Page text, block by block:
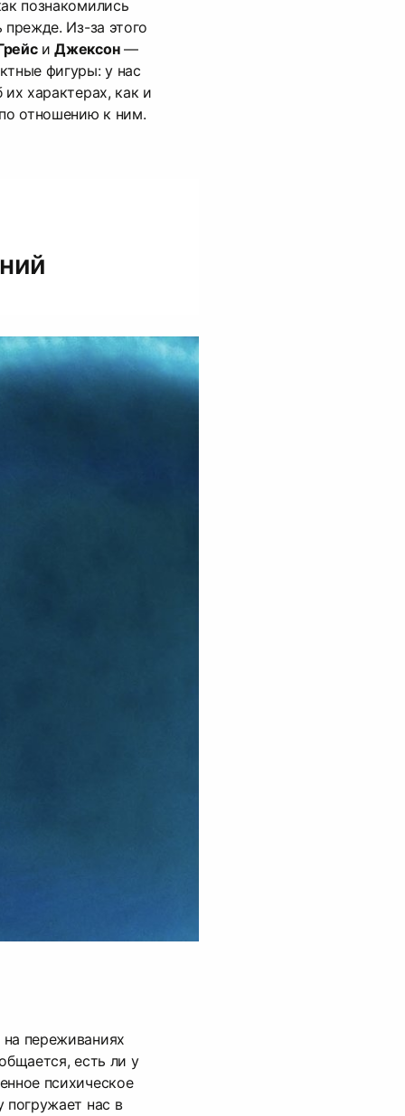
познакомились
Из-за этого
иДжексон—
фигуры: у нас
их характерах, как и
отношению к ним.
переживаниях
есть ли у
психическое
погружает нас в